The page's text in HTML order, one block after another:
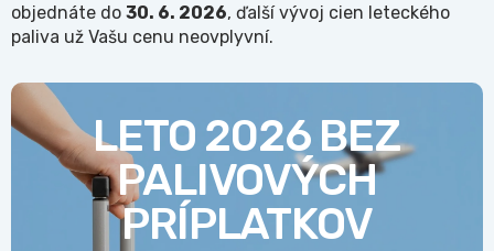
objednáte do 30. 6. 2026, ďalší vývoj cien leteckého
paliva už Vašu cenu neovplyvní.
LETO 2026 BEZ
PALIVOVÝCH
PRÍPLATKOV